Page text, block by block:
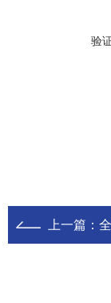
验
上一篇：